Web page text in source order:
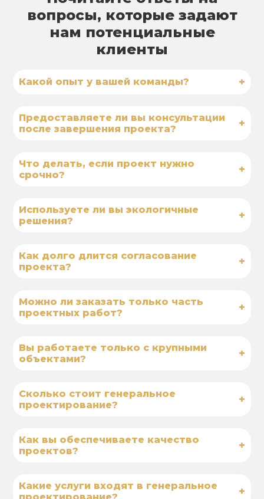
вопросы, которые задают
нам потенциальные
клиенты
Какой опыт у вашей команды? +
Предоставляете ли вы консультации
после завершения проекта?
+
Что делать, если проект нужно
срочно?
+
Используете ли вы экологичные
решения?
+
Как долго длится согласование
проекта?
+
Можно ли заказать только часть
проектных работ?
+
Вы работаете только с крупными
объектами?
+
Сколько стоит генеральное
проектирование?
+
Как вы обеспечиваете качество
проектов?
+
Какие услуги входят в генеральное
проектирование?
+